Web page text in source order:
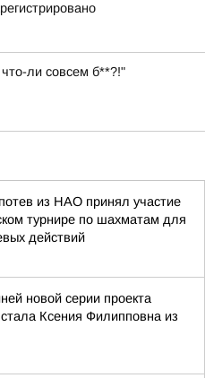
ли совсем б**?!"
из НАО принял участие
турнире по шахматам для
действий
новой серии проекта
Ксения Филипповна из